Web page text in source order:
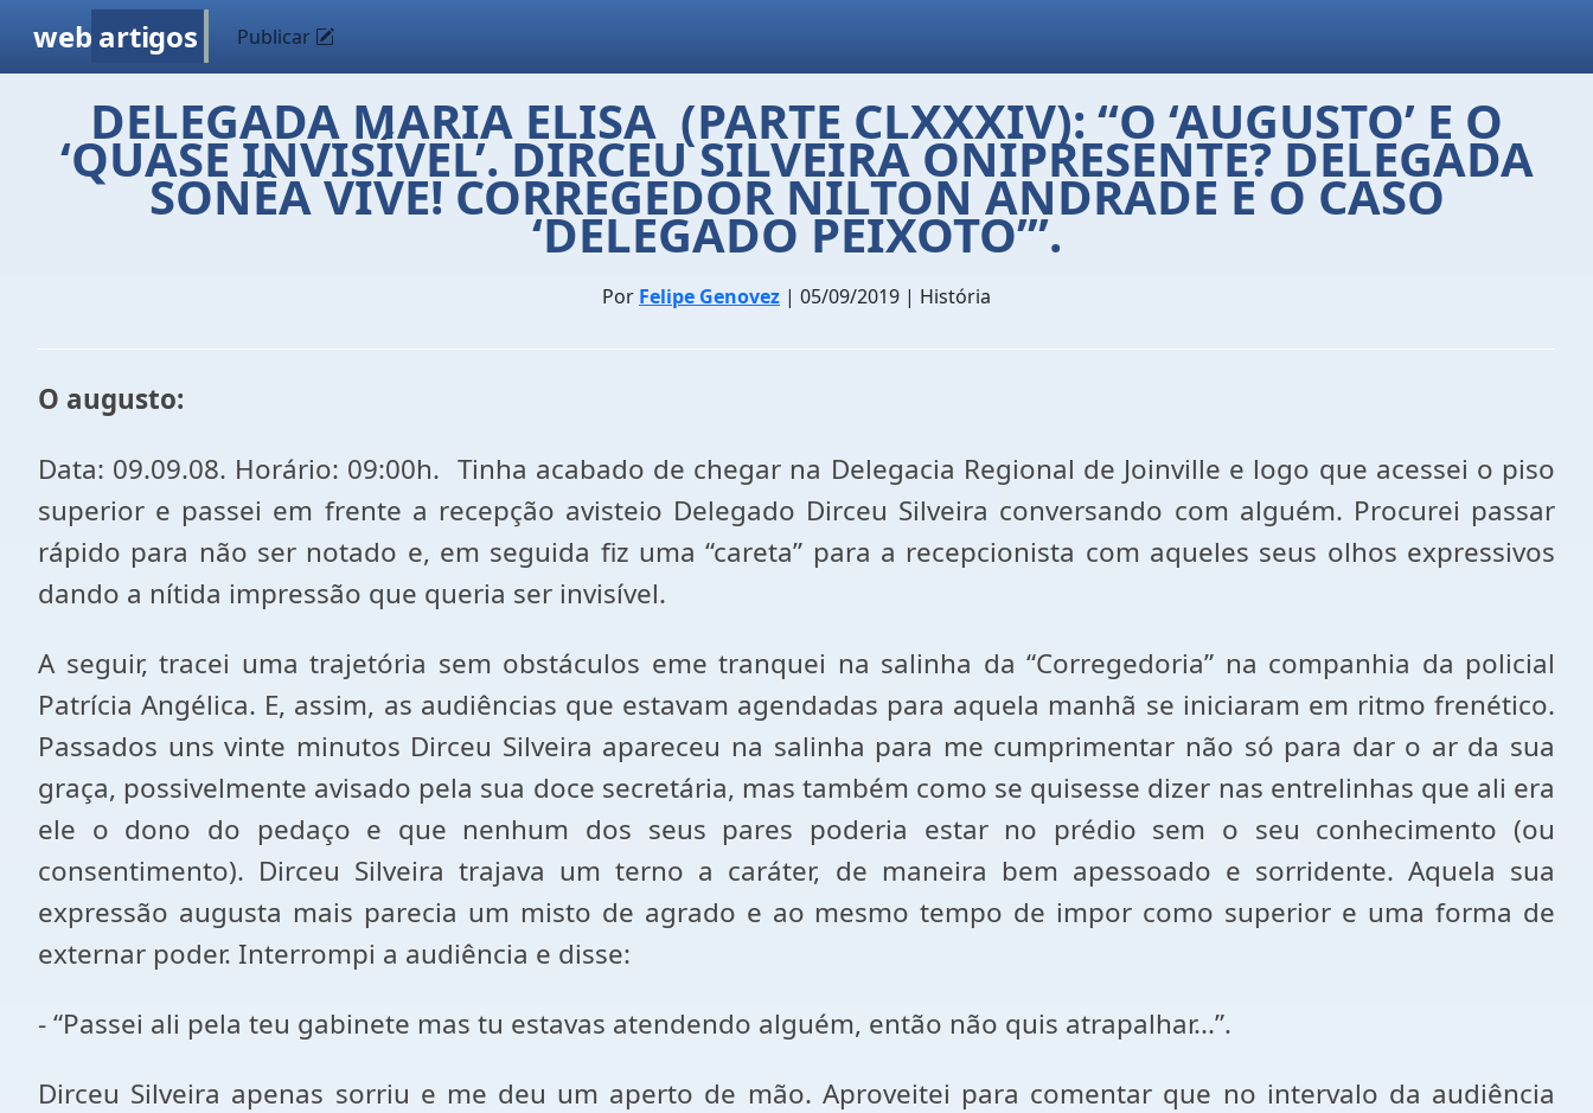
web artigos Publicar
DELEGADA MARIA ELISA (PARTE CLXXXIV): “O ‘AUGUSTO’ E O
‘QUASE INVISÍVEL’. DIRCEU SILVEIRA ONIPRESENTE? DELEGADA
SONÊA VIVE! CORREGEDOR NILTON ANDRADE E O CASO
‘DELEGADO PEIXOTO’”.
Por Felipe Genovez | 05/09/2019 | História
O augusto:
Data: 09.09.08. Horário: 09:00h. Tinha acabado de chegar na Delegacia Regional de Joinville e logo que acessei o piso
superior e passei em frente a recepção avisteio Delegado Dirceu Silveira conversando com alguém. Procurei passar
rápido para não ser notado e, em seguida fiz uma “careta” para a recepcionista com aqueles seus olhos expressivos
dando a nítida impressão que queria ser invisível.
A seguir, tracei uma trajetória sem obstáculos eme tranquei na salinha da “Corregedoria” na companhia da policial
Patrícia Angélica. E, assim, as audiências que estavam agendadas para aquela manhã se iniciaram em ritmo frenético.
Passados uns vinte minutos Dirceu Silveira apareceu na salinha para me cumprimentar não só para dar o ar da sua
graça, possivelmente avisado pela sua doce secretária, mas também como se quisesse dizer nas entrelinhas que ali era
ele o dono do pedaço e que nenhum dos seus pares poderia estar no prédio sem o seu conhecimento (ou
consentimento). Dirceu Silveira trajava um terno a caráter, de maneira bem apessoado e sorridente. Aquela sua
expressão augusta mais parecia um misto de agrado e ao mesmo tempo de impor como superior e uma forma de
externar poder. Interrompi a audiência e disse:
- “Passei ali pela teu gabinete mas tu estavas atendendo alguém, então não quis atrapalhar...”.
Dirceu Silveira apenas sorriu e me deu um aperto de mão. Aproveitei para comentar que no intervalo da audiência